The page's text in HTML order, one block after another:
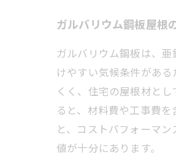
ガルバリウム鋼板屋根
ガルバリウム鋼板は、
けやすい気候条件があ
くく、住宅の屋根材と
ると、材料費や工事費
と、コストパフォーマ
値が十分にあります。